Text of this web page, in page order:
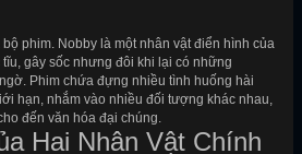
phim. Nobby là một nhân vật điển hình của
gây sốc nhưng đôi khi lại có những
Phim chứa đựng nhiều tình huống hài
hạn, nhắm vào nhiều đối tượng khác nhau,
đến văn hóa đại chúng.
Hai Nhân Vật Chính